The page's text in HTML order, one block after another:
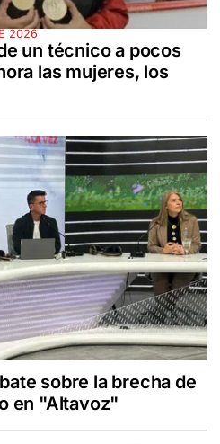
2026
un técnico a pocos
las mujeres, los
sobre la brecha de
en "Altavoz"